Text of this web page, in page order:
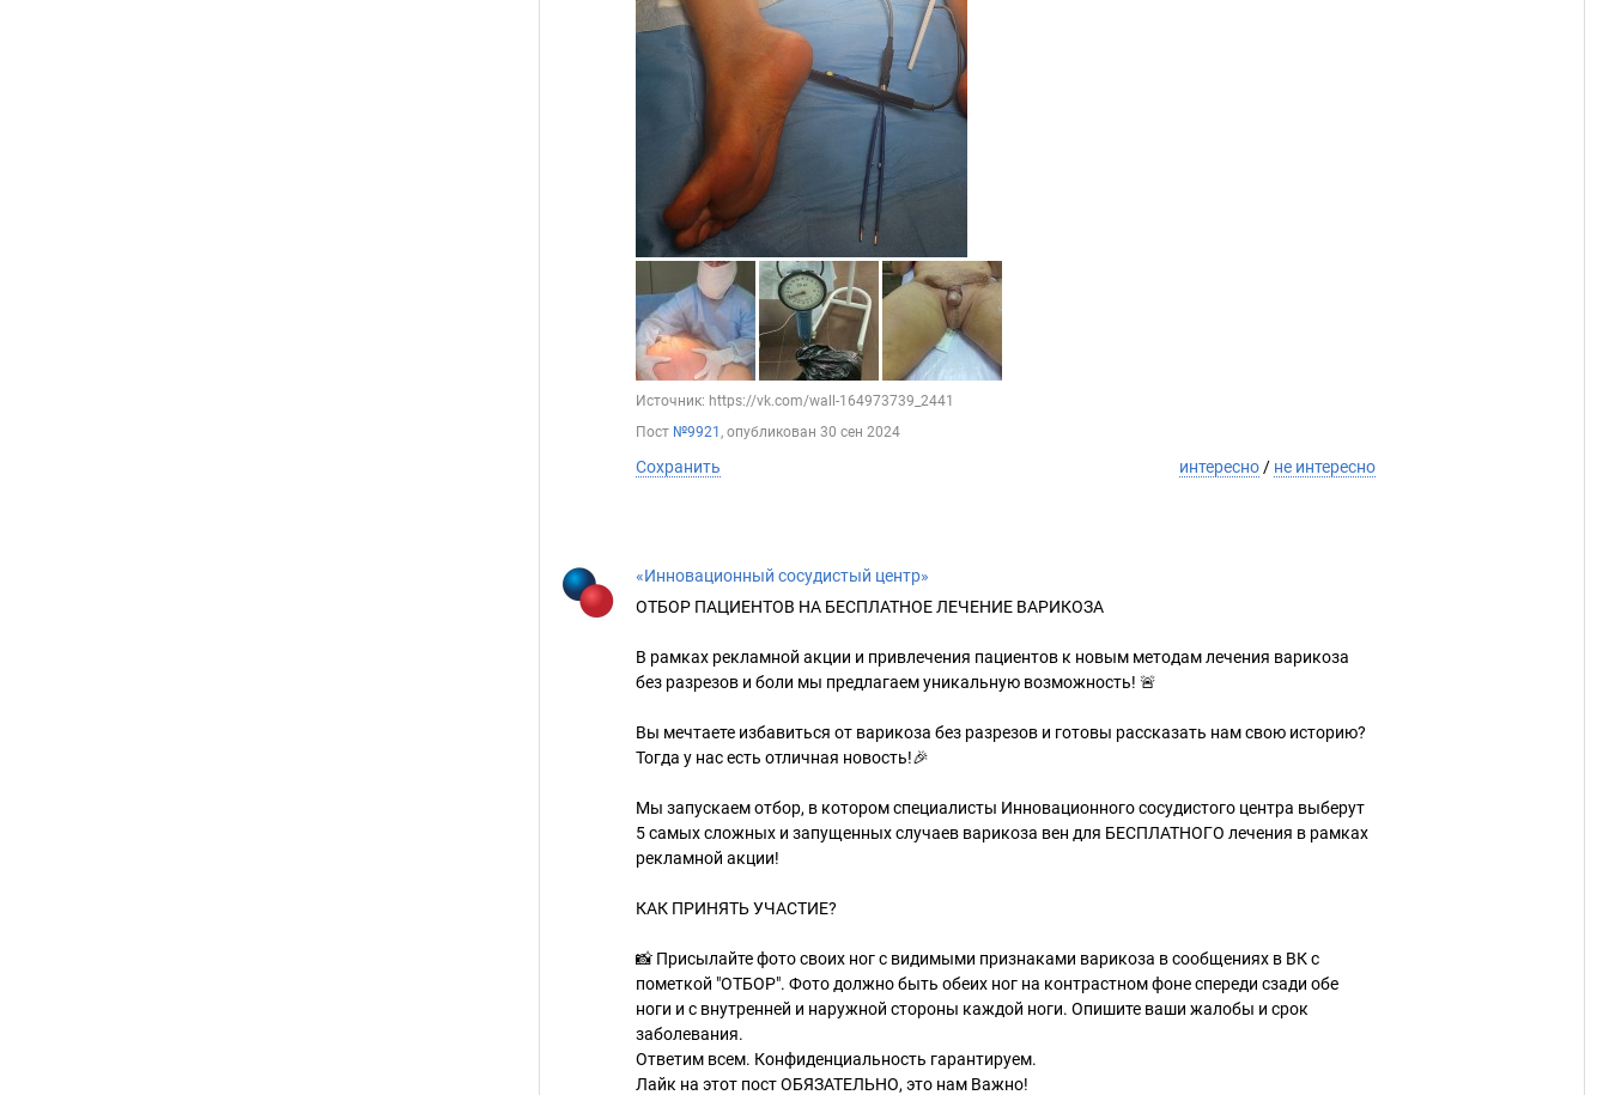
Источник: https://vk.com/wall-164973739_2441
Пост №9921 , опубликован 30 сен 2024
Сохранить интересно / не интересно
«Инновационный сосудистый центр»
ОТБОР ПАЦИЕНТОВ НА БЕСПЛАТНОЕ ЛЕЧЕНИЕ ВАРИКОЗА
В рамках рекламной акции и привлечения пациентов к новым методам лечения варикоза
без разрезов и боли мы предлагаем уникальную возможность! 🚨
Вы мечтаете избавиться от варикоза без разрезов и готовы рассказать нам свою историю?
Тогда у нас есть отличная новость!🎉
Мы запускаем отбор, в котором специалисты Инновационного сосудистого центра выберут
5 самых сложных и запущенных случаев варикоза вен для БЕСПЛАТНОГО лечения в рамках
рекламной акции!
КАК ПРИНЯТЬ УЧАСТИЕ?
📸 Присылайте фото своих ног с видимыми признаками варикоза в сообщениях в ВК с
пометкой "ОТБОР". Фото должно быть обеих ног на контрастном фоне спереди сзади обе
ноги и с внутренней и наружной стороны каждой ноги. Опишите ваши жалобы и срок
заболевания.
Ответим всем. Конфиденциальность гарантируем.
Лайк на этот пост ОБЯЗАТЕЛЬНО, это нам Важно!